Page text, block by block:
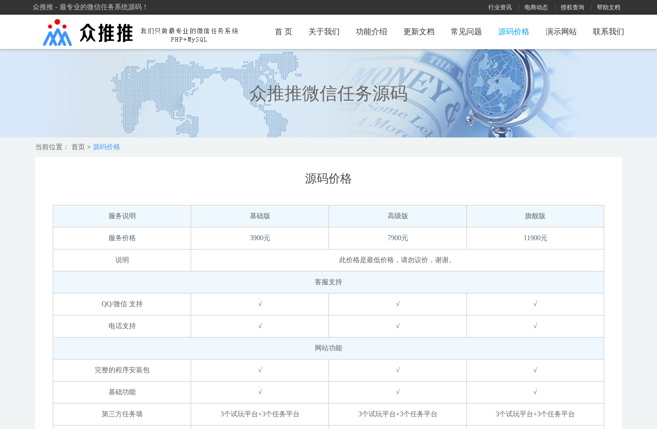
行业资讯 电商动态 授权查询 帮助文档
众推推 - 最专业的微信任务系统源码！
首 页 关于我们 功能介绍 更新文档 常见问题 源码价格 演示网站 联系我们
众推推微信任务源码
当前位置： 首页 > 源码价格
源码价格
服务说明 基础版 高级版 旗舰版
服务价格 3900元 7900元 11900元
说明 此价格是最低价格，请勿议价，谢谢。
客服支持
QQ/微信 支持 √ √ √
电话支持 √ √ √
网站功能
完整的程序安装包 √ √ √
基础功能 √ √ √
第三方任务墙 3个试玩平台+3个任务平台 3个试玩平台+3个任务平台 3个试玩平台+3个任务平台